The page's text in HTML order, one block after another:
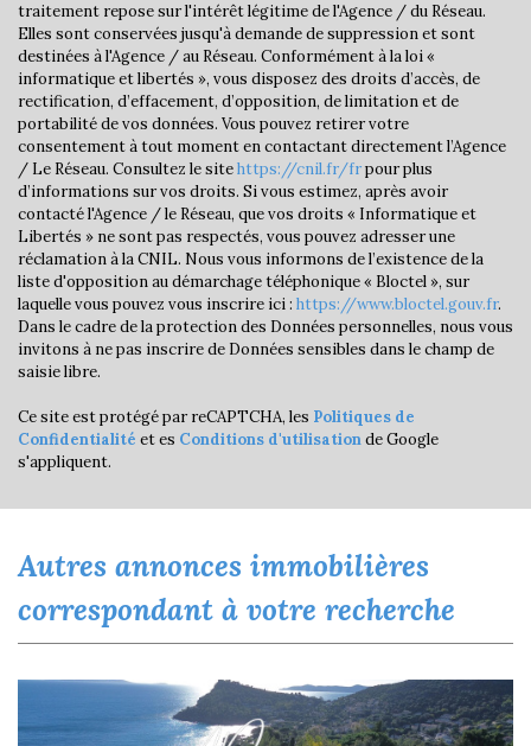
Nombre d'habitants
7 062
Propriétaires (vs. locataires)
59,45 %
Taxe habitation
22,33 %
Taxe foncière
18,21 %
Habitants de moins de 25 ans
21,76 %
Habitants de 25 à 55 ans
32,78 %
Habitants de plus de 55 ans
45,45 %
Nombre d'enfants par famille
0,62
Familles sans enfant
62,26 %
Familles avec 1 ou 2 enfants
Maisons
Appartements
66,88 %
traitement repose sur l'intérêt légitime de l'Agence / du Réseau.
Elles sont conservées jusqu'à demande de suppression et sont
destinées à l'Agence / au Réseau. Conformément à la loi «
informatique et libertés », vous disposez des droits d’accès, de
rectification, d’effacement, d’opposition, de limitation et de
portabilité de vos données. Vous pouvez retirer votre
consentement à tout moment en contactant directement l’Agence
/ Le Réseau. Consultez le sitehttps://cnil.fr/frpour plus
d’informations sur vos droits. Si vous estimez, après avoir
contacté l'Agence / le Réseau, que vos droits « Informatique et
Libertés » ne sont pas respectés, vous pouvez adresser une
réclamation à la CNIL. Nous vous informons de l’existence de la
liste d'opposition au démarchage téléphonique « Bloctel », sur
laquelle vous pouvez vous inscrire ici : https://www.bloctel.gouv.fr.
Dans le cadre de la protection des Données personnelles, nous vous
invitons à ne pas inscrire de Données sensibles dans le champ de
saisie libre.
Ce site est protégé par reCAPTCHA, les Politiques de
Confidentialité et es Conditions d'utilisationde Google
s'appliquent.
autres annonces immobilières
correspondant à votre recherche